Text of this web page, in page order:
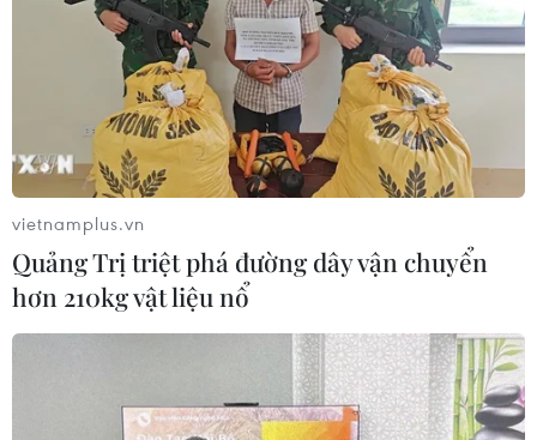
vietnamplus.vn
Quảng Trị triệt phá đường dây vận chuyển
hơn 210kg vật liệu nổ